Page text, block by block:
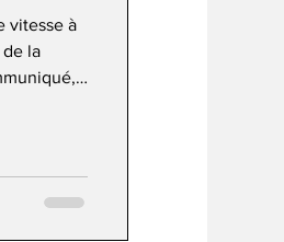
vitesse à
la
Alto.